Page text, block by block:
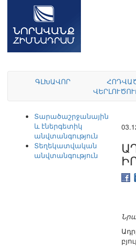
ԳԼԽԱՎՈՐ
Տարածաշրջանային
և էներգետիկ
անվտանգություն
Տեղեկատվական
անվտանգություն